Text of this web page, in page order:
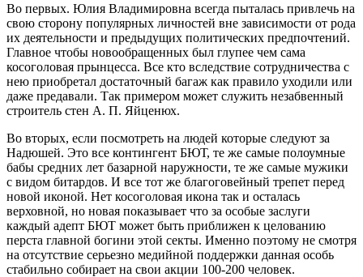
Во первых. Юлия Владимировна всегда пыталась привлечь на
свою сторону популярных личностей вне зависимости от рода
их деятельности и предыдущих политических предпочтений.
Главное чтобы новообращенных был глупее чем сама
косоголовая прынцесса. Все кто вследствие сотрудничества с
нею приобретал достаточный багаж как правило уходили или
даже предавали. Так примером может служить незабвенный
строитель стен А. П. Яйценюх.
Во вторых, если посмотреть на людей которые следуют за
Надюшей. Это все контингент БЮТ, те же самые полоумные
бабы средних лет базарной наружности, те же самые мужики
с видом битардов. И все тот же благоговейный трепет перед
новой иконой. Нет косоголовая икона так и осталась
верховной, но новая показывает что за особые заслуги
каждый адепт БЮТ может быть приближен к целованию
перста главной богини этой секты. Именно поэтому не смотря
на отсутствие серьезно медийной поддержки данная особь
стабильно собирает на свои акции 100-200 человек.